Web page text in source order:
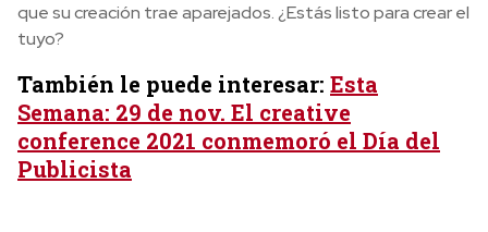
que su creación trae aparejados. ¿Estás listo para crear el
tuyo?
También le puede interesar: Esta
Semana: 29 de nov. El creative
conference 2021 conmemoró el Día del
Publicista